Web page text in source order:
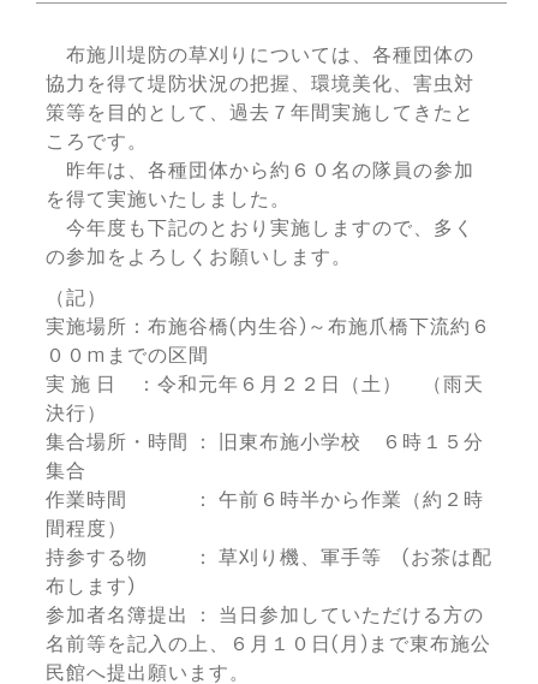
布施川堤防の草刈りについては、各種団体の
協力を得て堤防状況の把握、環境美化、害虫対
策等を目的として、過去７年間実施してきたと
ころです。
昨年は、各種団体から約６０名の隊員の参加
を得て実施いたしました。
今年度も下記のとおり実施しますので、多く
の参加をよろしくお願いします。
（記）
実施場所：布施谷橋(内生谷)～布施爪橋下流約６
００mまでの区間
実 施 日 ：令和元年６月２２日（土） （雨天
決行）
集合場所・時間 ： 旧東布施小学校 ６時１５分
集合
作業時間 ： 午前６時半から作業（約２時
間程度）
持参する物 ： 草刈り機、軍手等 (お茶は配
布します)
参加者名簿提出 ： 当日参加していただける方の
名前等を記入の上、６月１０日(月)まで東布施公
民館へ提出願います。